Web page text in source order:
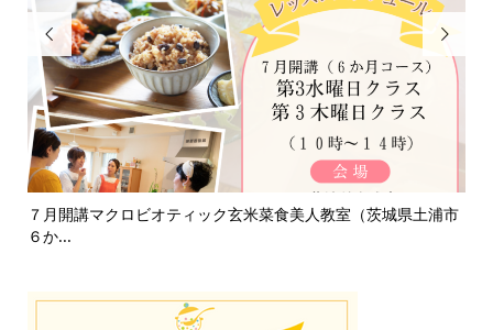

淡路島「自凝雫塩」製塩所見学レポ｜塩はいのちのミネラル
